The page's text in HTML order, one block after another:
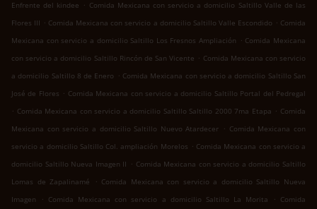
Enfrente del kindee . Comida Mexicana con servicio a domicilio Saltillo Valle de las
Flores III . Comida Mexicana con servicio a domicilio Saltillo Valle Escondido . Comida
Mexicana con servicio a domicilio Saltillo Los Fresnos Ampliación . Comida Mexicana
con servicio a domicilio Saltillo Rincón de San Vicente . Comida Mexicana con servicio
a domicilio Saltillo 8 de Enero . Comida Mexicana con servicio a domicilio Saltillo San
José de Flores . Comida Mexicana con servicio a domicilio Saltillo Portal del Pedregal
. Comida Mexicana con servicio a domicilio Saltillo Saltillo 2000 7ma Etapa . Comida
Mexicana con servicio a domicilio Saltillo Nuevo Atardecer . Comida Mexicana con
servicio a domicilio Saltillo Col. ampliación Morelos . Comida Mexicana con servicio a
domicilio Saltillo Nueva Imagen II . Comida Mexicana con servicio a domicilio Saltillo
Lomas de Zapalinamé
. Comida Mexicana con servicio a domicilio Saltillo Nueva
Imagen
. Comida Mexicana con servicio a domicilio Saltillo La Morita . Comida